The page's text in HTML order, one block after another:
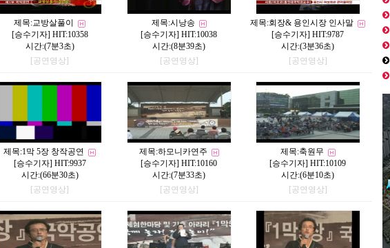
제목:교방살풀이
[승수기자] HIT:10358
시간:(7분3초)
[공연영상]
제목:시낭송
[승수기자] HIT:10038
시간:(8분39초)
[공연영상]
제목:회장& 용인시장 인사말
[승수기자] HIT:9787
시간:(3분36초)
[공연영상]
제목:1막 5장 창작공연
[승수기자] HIT:9937
시간:(66분30초)
[공연영상]
제목:하모니카연주
[승수기자] HIT:10160
시간:(7분33초)
[공연영상]
제목:축원무
[승수기자] HIT:10109
시간:(6분10초)
[공연영상]